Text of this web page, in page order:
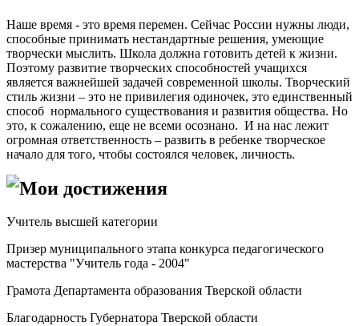
Наше время - это время перемен. Сейчас России нужны люди,
способные принимать нестандартные решения, умеющие
творчески мыслить. Школа должна готовить детей к жизни.
Поэтому развитие творческих способностей учащихся
является важнейшей задачей современной школы. Творческий
стиль жизни – это не привилегия одиночек, это единственный
способ нормального существования и развития общества. Но
это, к сожалению, еще не всеми осознано. И на нас лежит
огромная ответственность – развить в ребенке творческое
начало для того, чтобы состоялся человек, личность.
Мои достижения
Учитель высшей категории
Призер муниципального этапа конкурса педагогического
мастерства "Учитель года - 2004"
Грамота Департамента образования Тверской области
Благодарность Губернатора Тверской области